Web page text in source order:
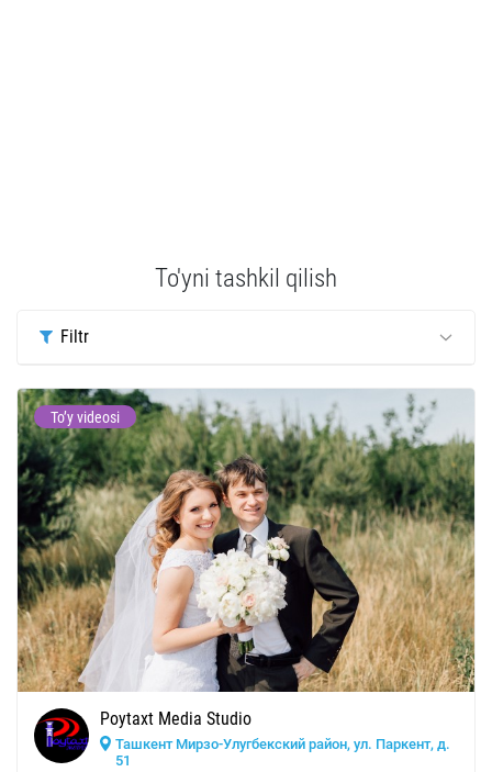
To'yni tashkil qilish
Filtr
To’y videosi
Poytaxt Media Studio
Ташкент Мирзо-Улугбекский район, ул. Паркент, д.
51